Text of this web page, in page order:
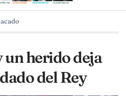
un herido deja
del Rey